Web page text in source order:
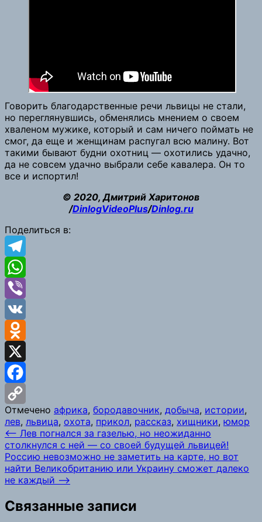
Говорить благодарственные речи львицы не стали,
но переглянувшись, обменялись мнением о своем
хваленом мужике, который и сам ничего поймать не
смог, да еще и женщинам распугал всю малину. Вот
такими бывают будни охотниц — охотились удачно,
да не совсем удачно выбрали себе кавалера. Он то
все и испортил!
© 2020, Дмитрий Харитонов
/DinlogVideoPlus/Dinlog.ru
Поделиться в:
Telegram
WhatsApp
Viber
VK
Odnoklassniki
X
Facebook
Copy
Link
Отмечено африка, бородавочник, добыча, истории,
лев, львица, охота, прикол, рассказ, хищники, юмор
Навигация
по
записям
⟵ Лев погнался за газелью, но неожиданно
столкнулся с ней — со своей будущей львицей!
Россию невозможно не заметить на карте, но вот
найти Великобританию или Украину сможет далеко
не каждый ⟶
Связанные записи